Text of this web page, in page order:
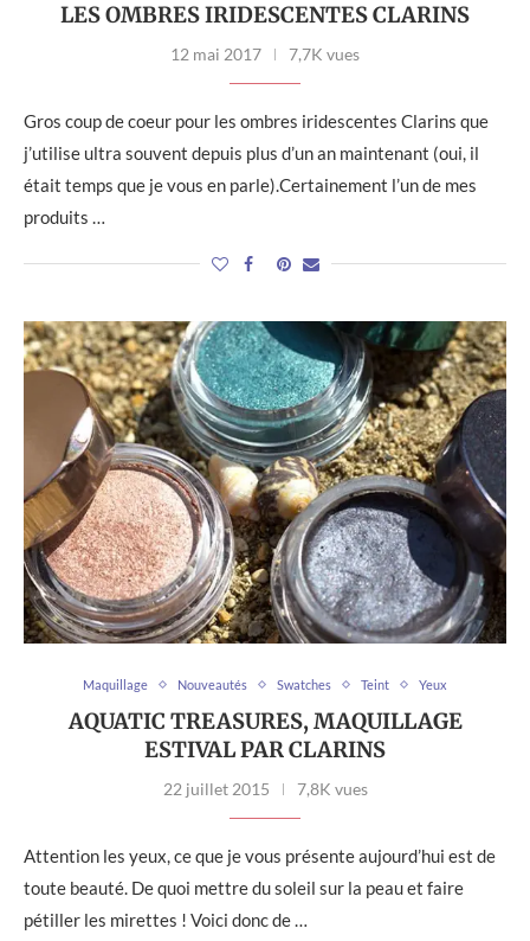
LES OMBRES IRIDESCENTES CLARINS
12 mai 2017 7,7K vues
Gros coup de coeur pour les ombres iridescentes Clarins que
j’utilise ultra souvent depuis plus d’un an maintenant (oui, il
était temps que je vous en parle).Certainement l’un de mes
produits …
Maquillage Nouveautés Swatches Teint Yeux
AQUATIC TREASURES, MAQUILLAGE
ESTIVAL PAR CLARINS
22 juillet 2015 7,8K vues
Attention les yeux, ce que je vous présente aujourd’hui est de
toute beauté. De quoi mettre du soleil sur la peau et faire
pétiller les mirettes ! Voici donc de …